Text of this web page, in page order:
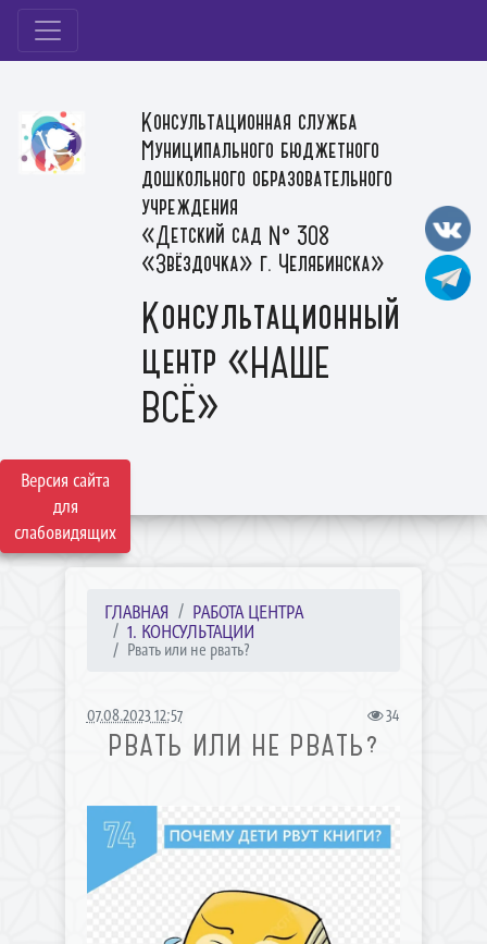
Версия сайта
для
слабовидящих
Консультационная служба
Муниципального бюджетного
дошкольного образовательного
учреждения
«Детский сад № 308
«Звёздочка» г. Челябинска»
Консультационный
центр «НАШЕ
ВСЁ»
ГЛАВНАЯ
РАБОТА ЦЕНТРА
1. КОНСУЛЬТАЦИИ
Рвать или не рвать?
07.08.2023 12:57 34
РВАТЬ ИЛИ НЕ РВАТЬ?